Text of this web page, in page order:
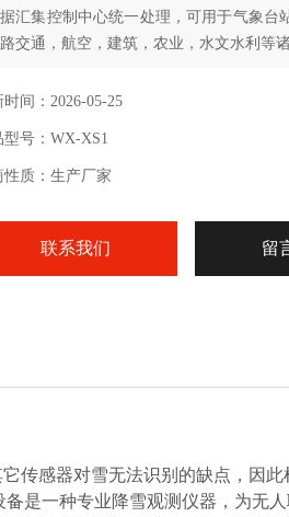
汇集控制中心统一处理，可用于气象台
交通，航空，建筑，农业，水文水利等诸
时间：2026-05-25
型号：WX-XS1
性质：生产厂家
联系我们 留
传感器对雪无法识别的缺点，因此
是一种专业降雪观测仪器，为无